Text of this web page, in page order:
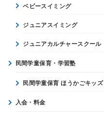
ベビースイミング
ジュニアスイミング
ジュニアカルチャースクール
民間学童保育・学習塾
民間学童保育 ほうかごキッズ
入会・料金